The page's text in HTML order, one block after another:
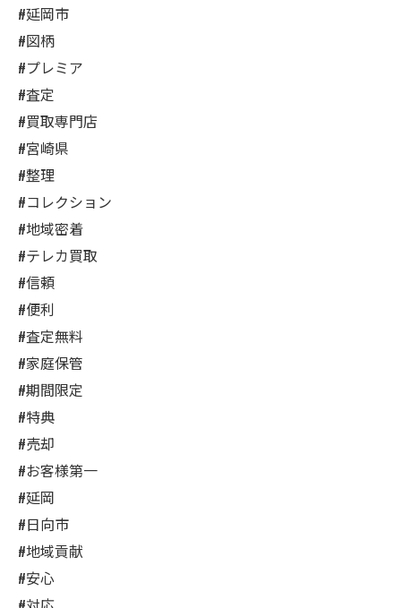
#延岡市
#図柄
#プレミア
#査定
#買取専門店
#宮崎県
#整理
#コレクション
#地域密着
#テレカ買取
#信頼
#便利
#査定無料
#家庭保管
#期間限定
#特典
#売却
#お客様第一
#延岡
#日向市
#地域貢献
#安心